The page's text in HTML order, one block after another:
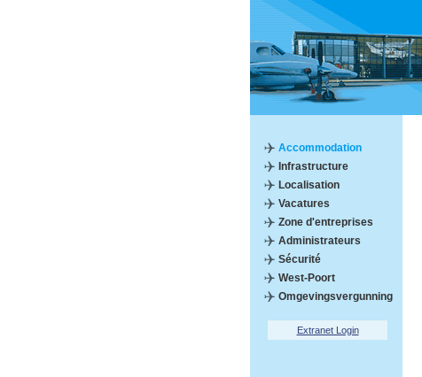
Accommodation
Infrastructure
Localisation
Vacatures
Zone d'entreprises
Administrateurs
Sécurité
West-Poort
Omgevingsvergunning
Extranet Login